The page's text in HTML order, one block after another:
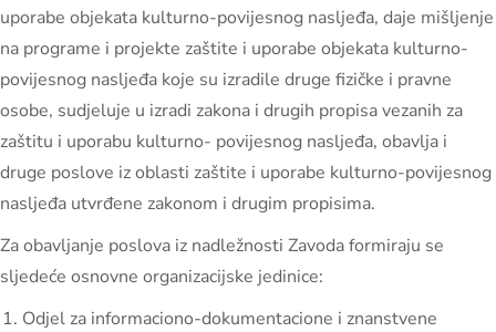
uporabe objekata kulturno-povijesnog nasljeđa, daje mišljenje
na programe i projekte zaštite i uporabe objekata kulturno-
povijesnog nasljeđa koje su izradile druge fizičke i pravne
osobe, sudjeluje u izradi zakona i drugih propisa vezanih za
zaštitu i uporabu kulturno- povijesnog nasljeđa, obavlja i
druge poslove iz oblasti zaštite i uporabe kulturno-povijesnog
nasljeđa utvrđene zakonom i drugim propisima.
Za obavljanje poslova iz nadležnosti Zavoda formiraju se
sljedeće osnovne organizacijske jedinice:
Odjel za informaciono-dokumentacione i znanstvene